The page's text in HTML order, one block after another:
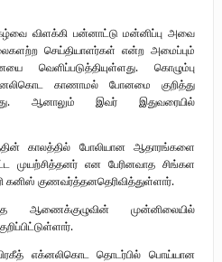
விளக்கி பன்னாட்டு மன்னிப்பு அவை
செய்தியாளர்கள் என்ற அமைப்பும்
வெளிப்படுத்தியுள்ளது.கொழும்பு
காணாமல் போனமை
குறித்து
. ஆனாலும் இவர்
இதுவரையில்
காலத்தில் போலியான ஆதாரங்களை
முயற்சித்தனர் என பேரினவாத சிங்கள
கனிஸ் குணவர்த்தனதெரிவித்துள்ளார்.
ஆணைக்குழுவின்
முன்னிலையில்
.
எக்னலிகொட தொடர்பில் பொய்யான